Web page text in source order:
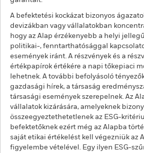
A befektetési kockázat bizonyos
devizákban vagy vállalatokban
hogy az Alap érzékenyebb a helyi
politikai-, fenntarthatósággal
események iránt. A részvények és a
értékpapírok értékére a napi tőkepiaci
lehetnek. A további befolyásoló
gazdasági hírek, a társaság
társasági események szerepelnek. Az
vállalatok kizárására, amelyeknek
összeegyeztethetetlenek az ESG-
befektetőknek ezért még az Alapba
saját etikai értékelést kell végezniük az
figyelembe vételével. Egy ilyen ESG-